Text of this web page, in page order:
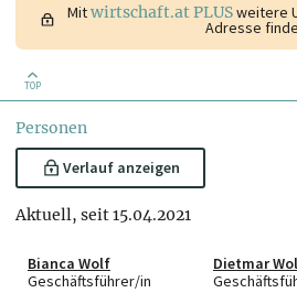
Mitwirtschaft.at PLUSweitere
Adresse
TOP
Personen
Verlauf anzeigen
Aktuell, seit 15.04.2021
Bianca Wolf
Geschäftsführer/in
Dietmar